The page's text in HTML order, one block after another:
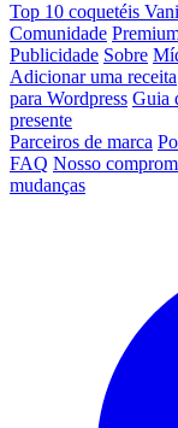
Top 10 coquetéis
Comunidade
Publicidade Sobre
Adicionar uma receita
para Wordpress Guia
presente
Parceiros de marca
FAQ Nosso
mudanças